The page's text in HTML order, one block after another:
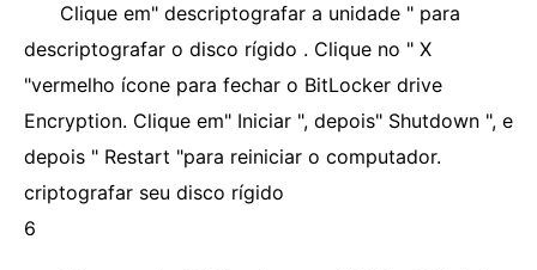
Clique em" descriptografar a unidade " para
descriptografar o disco rígido . Clique no " X
"vermelho ícone para fechar o BitLocker drive
Encryption. Clique em" Iniciar ", depois" Shutdown ", e
depois " Restart "para reiniciar o computador.
criptografar seu disco rígido
6